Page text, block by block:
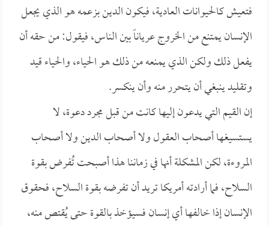
فتعيش كالحيوانات العادية، فيكون الدين بزعمه هو الذي يجعل
الإنسان يمتنع من الخروج عرياناً بين الناس، فيقول: من حقه أن
يفعل ذلك ولكن الذي يمنعه من ذلك هو الحياء، والحياء قيد
وتقليد ينبغي أن يتحرر منه وأن ينكسر.
إن القيم التي يدعون إليها كانت من قبل مجرد دعوة، لا
يستسيغها أصحاب العقول ولا أصحاب الدين ولا أصحاب
المروءة، لكن المشكلة أنها في زماننا هذا أصبحت تُفرض بقوة
السلاح، فما أرادته أمريكا تريد أن تفرضه بقوة السلاح، فحقوق
الإنسان إذا خالفها أي إنسان فسيؤخذ بالقوة حتى يُقتص منه،